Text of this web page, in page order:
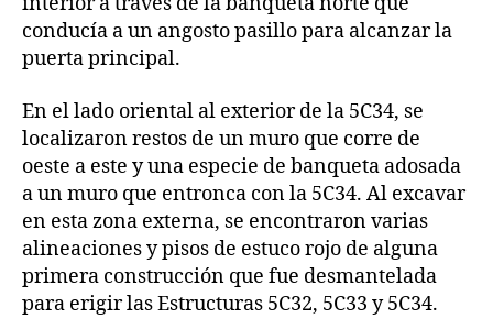
conducía a un angosto pasillo para alcanzar la
puerta principal.
En el lado oriental al exterior de la 5C34, se
localizaron restos de un muro que corre de
oeste a este y una especie de banqueta adosada
a un muro que entronca con la 5C34. Al excavar
en esta zona externa, se encontraron varias
alineaciones y pisos de estuco rojo de alguna
primera construcción que fue desmantelada
para erigir las Estructuras 5C32, 5C33 y 5C34.